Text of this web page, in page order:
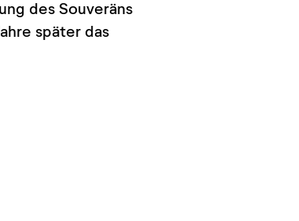
des Souveräns
später das